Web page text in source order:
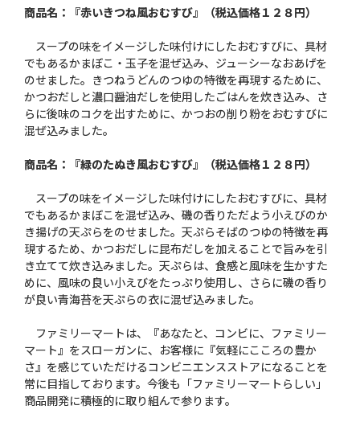
商品名：『赤いきつね風おむすび』（税込価格１２８円）
スープの味をイメージした味付けにしたおむすびに、具材
でもあるかまぼこ・玉子を混ぜ込み、ジューシーなおあげを
のせました。きつねうどんのつゆの特徴を再現するために、
かつおだしと濃口醤油だしを使用したごはんを炊き込み、さ
らに後味のコクを出すために、かつおの削り粉をおむすびに
混ぜ込みました。
商品名：『緑のたぬき風おむすび』（税込価格１２８円）
スープの味をイメージした味付けにしたおむすびに、具材
でもあるかまぼこを混ぜ込み、磯の香りただよう小えびのか
き揚げの天ぷらをのせました。天ぷらそばのつゆの特徴を再
現するため、かつおだしに昆布だしを加えることで旨みを引
き立てて炊き込みました。天ぷらは、食感と風味を生かすた
めに、風味の良い小えびをたっぷり使用し、さらに磯の香り
が良い青海苔を天ぷらの衣に混ぜ込みました。
ファミリーマートは、『あなたと、コンビに、ファミリー
マート』をスローガンに、お客様に『気軽にこころの豊か
さ』を感じていただけるコンビニエンスストアになることを
常に目指しております。今後も「ファミリーマートらしい」
商品開発に積極的に取り組んで参ります。